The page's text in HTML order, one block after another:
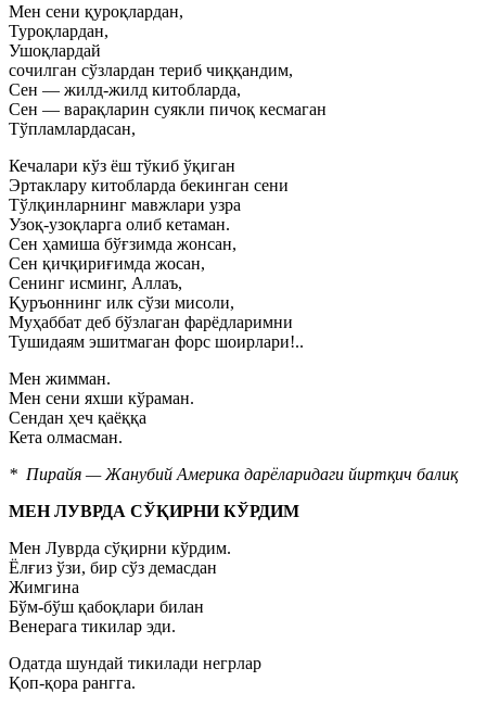
Мен сени қуроқлардан,
Туроқлардан,
Ушоқлардай
сочилган сўзлардан териб чиққандим,
Сен — жилд-жилд китобларда,
Сен — варақларин суякли пичоқ кесмаган
Тўпламлардасан,
Кечалари кўз ёш тўкиб ўқиган
Эртаклару китобларда бекинган сени
Тўлқинларнинг мавжлари узра
Узоқ-узоқларга олиб кетаман.
Сен ҳамиша бўғзимда жонсан,
Сен қичқириғимда жосан,
Сенинг исминг, Аллаъ,
Қуръоннинг илк сўзи мисоли,
Муҳаббат деб бўзлаган фарёдларимни
Тушидаям эшитмаган форс шоирлари!..
Мен жимман.
Мен сени яхши кўраман.
Сендан ҳеч қаёққа
Кета олмасман.
* Пирайя — Жанубий Америка дарёларидаги йиртқич балиқ
МЕН ЛУВРДА СЎҚИРНИ КЎРДИМ
Мен Луврда сўқирни кўрдим.
Ёлғиз ўзи, бир сўз демасдан
Жимгина
Бўм-бўш қабоқлари билан
Венерага тикилар эди.
Одатда шундай тикилади негрлар
Қоп-қора рангга.